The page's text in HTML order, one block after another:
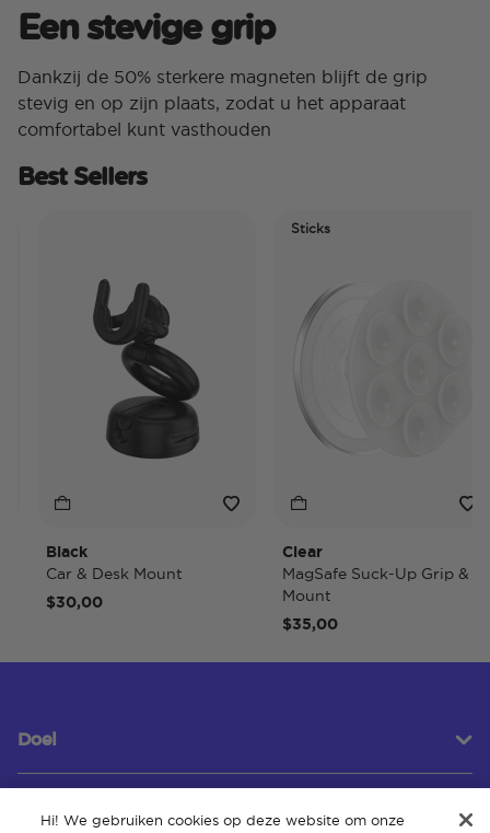
Een stevige grip
Dankzij de 50% sterkere magneten blijft de grip
stevig en op zijn plaats, zodat u het apparaat
comfortabel kunt vasthouden
Best Sellers
Black
Car & Desk Mount
$30,00
Sticks
Clear
MagSafe Suck-Up Grip &
Mount
$35,00
Doel
Klantenservice
Hi! We gebruiken cookies op deze website om onze